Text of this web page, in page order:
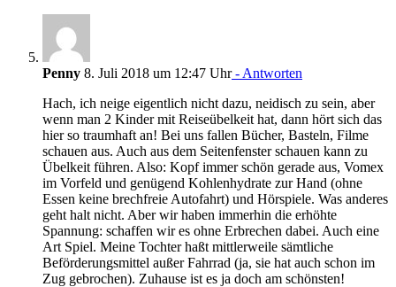
Penny 8. Juli 2018 um 12:47 Uhr- Antworten
Hach, ich neige eigentlich nicht dazu, neidisch zu sein, aber
wenn man 2 Kinder mit Reiseübelkeit hat, dann hört sich das
hier so traumhaft an! Bei uns fallen Bücher, Basteln, Filme
schauen aus. Auch aus dem Seitenfenster schauen kann zu
Übelkeit führen. Also: Kopf immer schön gerade aus, Vomex
im Vorfeld und genügend Kohlenhydrate zur Hand (ohne
Essen keine brechfreie Autofahrt) und Hörspiele. Was anderes
geht halt nicht. Aber wir haben immerhin die erhöhte
Spannung: schaffen wir es ohne Erbrechen dabei. Auch eine
Art Spiel. Meine Tochter haßt mittlerweile sämtliche
Beförderungsmittel außer Fahrrad (ja, sie hat auch schon im
Zug gebrochen). Zuhause ist es ja doch am schönsten!